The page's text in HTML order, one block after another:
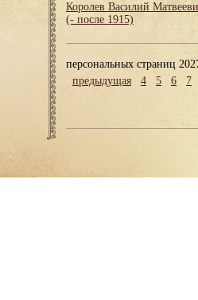
Королев Василий
(- после 1915)
персональных страниц
предыдущая
4 5 6 7